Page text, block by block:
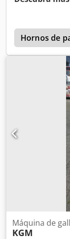
364, amperaje
kW, frecuencia:
con 2 filas, con
cavidades por
en mm es de
media con un
de 420 conos.
minuto y
semiautomática
fabricación de
copas y conos
La apertura y
Los moldes se
alimentación
suministro
la máquina al
temperatura es
temperatura
acústica) indica
11.400 euros +
2025, FCA
modificaciones y
Hornos de
Máquina de
KGM